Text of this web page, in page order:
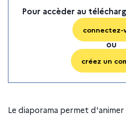
Pour accèder au
connectez-
ou
créez un
Le diaporama permet